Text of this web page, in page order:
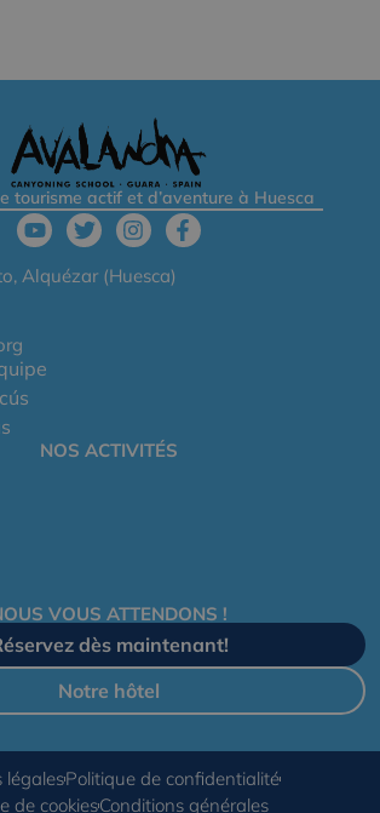
tourisme actif et d’aventure à Huesca
Alquézar (Huesca)
NOS ACTIVITÉS
VOUS ATTENDONS !
dès maintenant!
Notre hôtel
légalesPolitique de confidentialité
de cookiesConditions générales